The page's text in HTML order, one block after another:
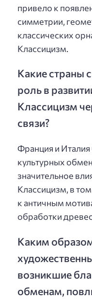
привело к
симметрии,
классических
Классицизм.
Какие страны
роль в
Классицизм
связи?
Франция и
культурных
значительное
Классицизм, в
к античным
обработки
Каким
возникшие
обменам,